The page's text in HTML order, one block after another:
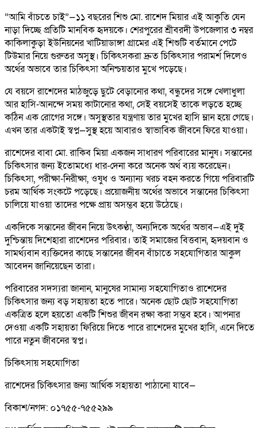
“আমি বাঁচতে চাই”—১১ বছরের শিশু মো. রাশেদ মিয়ার এই আকুতি যেন
নাড়া দিচ্ছে প্রতিটি মানবিক হৃদয়কে। শেরপুরের শ্রীবরদী উপজেলার ৩ নম্বর
কাকিলাকুড়া ইউনিয়নের খাটিয়াডাঙ্গা গ্রামের এই শিশুটি বর্তমানে পেটে
টিউমার নিয়ে গুরুতর অসুস্থ। চিকিৎসকরা দ্রুত চিকিৎসার পরামর্শ দিলেও
অর্থের অভাবে তার চিকিৎসা অনিশ্চয়তার মুখে পড়েছে।
যে বয়সে রাশেদের মাঠজুড়ে ছুটে বেড়ানোর কথা, বন্ধুদের সঙ্গে খেলাধুলা
আর হাসি-আনন্দে সময় কাটানোর কথা, সেই বয়সেই তাকে লড়তে হচ্ছে
কঠিন এক রোগের সঙ্গে। অসুস্থতার যন্ত্রণায় তার মুখের হাসি ম্লান হয়ে গেছে।
এখন তার একটাই স্বপ্ন—সুস্থ হয়ে আবারও স্বাভাবিক জীবনে ফিরে যাওয়া।
রাশেদের বাবা মো. রাকিব মিয়া একজন সাধারণ পরিবারের মানুষ। সন্তানের
চিকিৎসার জন্য ইতোমধ্যে ধার-দেনা করে অনেক অর্থ ব্যয় করেছেন।
চিকিৎসা, পরীক্ষা-নিরীক্ষা, ওষুধ ও অন্যান্য খরচ বহন করতে গিয়ে পরিবারটি
চরম আর্থিক সংকটে পড়েছে। প্রয়োজনীয় অর্থের অভাবে সন্তানের চিকিৎসা
চালিয়ে যাওয়া তাদের পক্ষে প্রায় অসম্ভব হয়ে উঠেছে।
একদিকে সন্তানের জীবন নিয়ে উৎকণ্ঠা, অন্যদিকে অর্থের অভাব—এই দুই
দুশ্চিন্তায় দিশেহারা রাশেদের পরিবার। তাই সমাজের বিত্তবান, হৃদয়বান ও
সামর্থ্যবান ব্যক্তিদের কাছে সন্তানের জীবন বাঁচাতে সহযোগিতার আকুল
আবেদন জানিয়েছেন তারা।
পরিবারের সদস্যরা জানান, মানুষের সামান্য সহযোগিতাও রাশেদের
চিকিৎসার জন্য বড় সহায়তা হতে পারে। অনেক ছোট ছোট সহযোগিতা
একত্রিত হলে হয়তো একটি শিশুর জীবন রক্ষা করা সম্ভব হবে। আপনার
দেওয়া একটি সহায়তা ফিরিয়ে দিতে পারে রাশেদের মুখের হাসি, এনে দিতে
পারে নতুন জীবনের স্বপ্ন।
চিকিৎসায় সহযোগিতা
রাশেদের চিকিৎসার জন্য আর্থিক সহায়তা পাঠানো যাবে—
বিকাশ/নগদ: ০১৭৫৫-৭৫৫২৯৯